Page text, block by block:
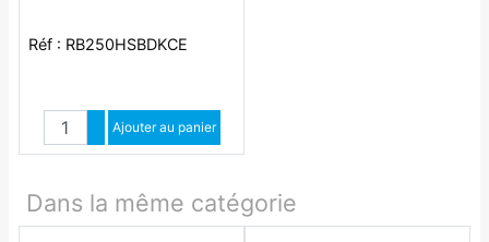
Réf : RB250HSBDKCE
Quantité
Augmenter quantité
Diminuer quantité
Ajouter au panier
Dans la même catégorie